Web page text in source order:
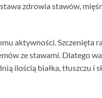
zdrowia stawów,
aktywności. Szczenięta
ze stawami. Dlatego
ilością białka, tłuszczu i